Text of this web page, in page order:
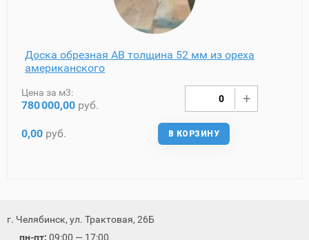
Доска обрезная AB толщина 52 мм из ореха
американского
Цена за м3:
780000,00 руб.
0,00 руб. В КОРЗИНУ
г. Челябинск, ул. Трактовая, 26Б
пн-пт: 09:00 — 17:00.